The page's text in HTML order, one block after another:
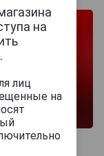
на
лиц
на